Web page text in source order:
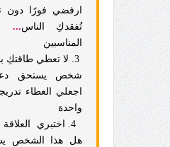
ارفضي فورًا دون
تُفقدكِ الناس...
المناسبين
3. لا تعطي
شخص يستحق
اجعلي العطاء
واحدة
4. اختبري
هل هذا الشخص